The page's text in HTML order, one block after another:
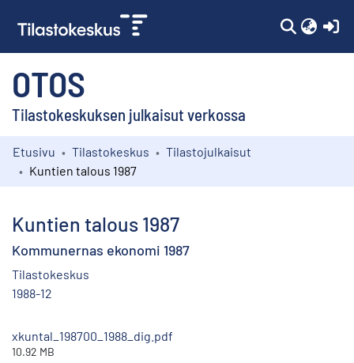
OTOS
Tilastokeskuksen julkaisut verkossa
Kokoelmat
Etusivu Tilastokeskus
Tilastojulkaisut
Kuntien talous 1987
Kuntien talous 1987
Kommunernas ekonomi 1987
Tilastokeskus
1988-12
xkuntal_198700_1988_dig.pdf
10.92 MB